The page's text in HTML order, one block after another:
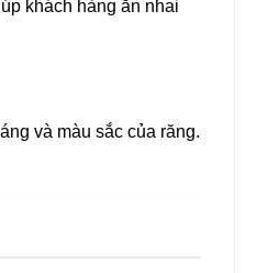
khách hàng ăn nhai
và màu sắc của răng.